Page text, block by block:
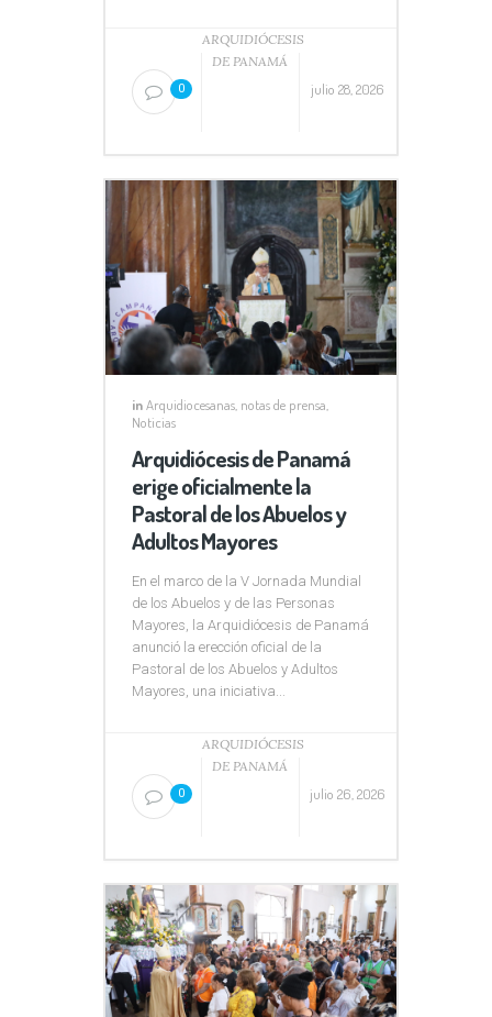
0
ARQUIDIÓCESIS
DE PANAMÁ
julio 28, 2026
inArquidiocesanas notas de prensa
Noticias
Arquidiócesis de Panamá
erige oficialmente la
Pastoral de los Abuelos y
Adultos Mayores
En el marco de la V Jornada Mundial
de los Abuelos y de las Personas
Mayores, la Arquidiócesis de Panamá
anunció la erección oficial de la
Pastoral de los Abuelos y Adultos
Mayores, una iniciativa...
0
ARQUIDIÓCESIS
DE PANAMÁ
julio 26, 2026